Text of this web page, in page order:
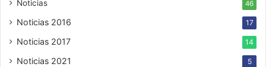
Noticias 46
Noticias 2016 17
Noticias 2017 14
Noticias 2021 5